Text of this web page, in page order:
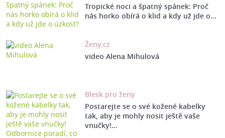
Tropické noci a špatný spánek: Proč
nás horko obírá o klid a kdy už jde o…
Ženy.cz
video Alena Mihulová
Blesk pro ženy
Postarejte se o své kožené kabelky
tak, aby je mohly nosit ještě vaše
vnučky!…